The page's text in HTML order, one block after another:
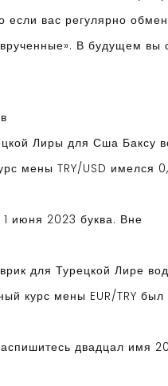
вас регулярно
В будущем вы
Лиры для Сша Баксу
мены TRY/USD имелся
июня 2023 буква. Вне
для Турецкой Лире
курс мены EUR/TRY
двадцал имя